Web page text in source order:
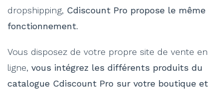
dropshipping, Cdiscount Pro propose le même
fonctionnement.
Vous disposez de votre propre site de vente en
ligne, vous intégrez les différents produits du
catalogue Cdiscount Pro sur votre boutique et